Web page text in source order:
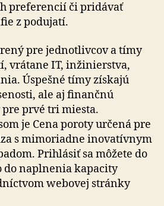
preferencií či pridávať
z podujatí.
pre jednotlivcov a tímy
vrátane IT, inžinierstva,
Úspešné tímy získajú
ale aj finančnú
pre prvé tri miesta.
je Cena poroty určená pre
s mimoriadne inovatívnym
Prihlásiť sa môžete do
do naplnenia kapacity
webovej stránky